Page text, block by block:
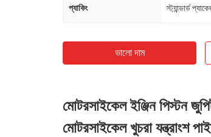
প্যাকিং স্ট্যান্ডার্ড
ভালো দাম
মোটরসাইকেল ইঞ্জিন পিস্টন
মোটরসাইকেল খুচরা যন্ত্রাংশ